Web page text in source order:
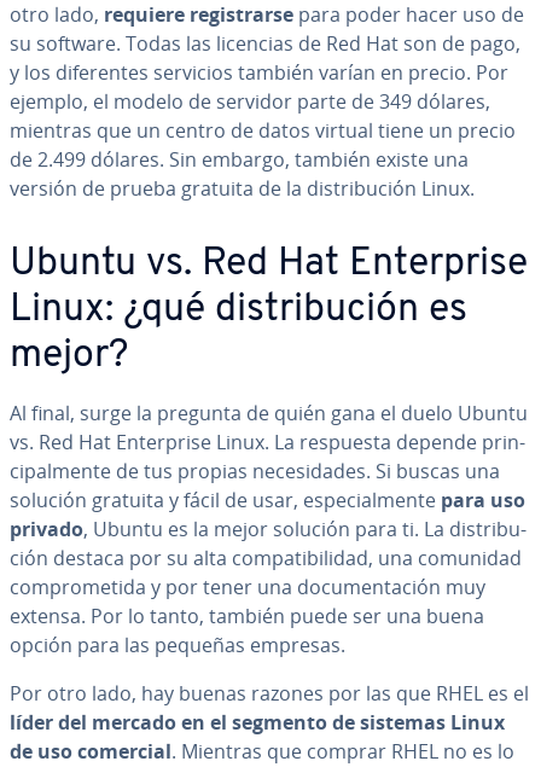
otro lado, requiere re­gi­s­trar­se para poder hacer uso de
su software. Todas las licencias de Red Hat son de pago,
y los di­fe­re­n­tes servicios también varían en precio. Por
ejemplo, el modelo de servidor parte de 349 dólares,
mientras que un centro de datos virtual tiene un precio
de 2.499 dólares. Sin embargo, también existe una
versión de prueba gratuita de la di­s­tri­bu­ción Linux.
Ubuntu vs. Red Hat En­te­r­pri­se
Linux: ¿qué di­s­tri­bu­ción es
mejor?
Al final, surge la pregunta de quién gana el duelo Ubuntu
vs. Red Hat En­te­r­pri­se Linux. La respuesta depende pri­n­
ci­pa­l­me­n­te de tus propias ne­ce­si­da­des. Si buscas una
solución gratuita y fácil de usar, es­pe­cia­l­me­n­te para uso
privado, Ubuntu es la mejor solución para ti. La di­s­tri­bu­
ción destaca por su alta co­m­pa­ti­bi­li­dad, una comunidad
co­m­pro­me­ti­da y por tener una do­cu­me­n­ta­ción muy
extensa. Por lo tanto, también puede ser una buena
opción para las pequeñas empresas.
Por otro lado, hay buenas razones por las que RHEL es el
líder del mercado en el segmento de sistemas Linux
de uso comercial. Mientras que comprar RHEL no es lo